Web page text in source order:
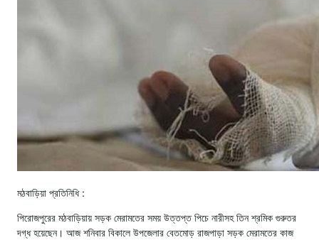
মঠবাড়িয়া প্রতিনিধি :
পিরোজপুরের মঠবাড়িয়ায় সড়ক মেরামতের সময় উত্তপ্ত পিচে নারীসহ তিন শ্রমিক গুরুতর
দগ্ধ হয়েছেন। আজ শনিবার বিকালে উপজেলার বেতমোড় রাজপাড়া সড়ক মেরামতের কাজ